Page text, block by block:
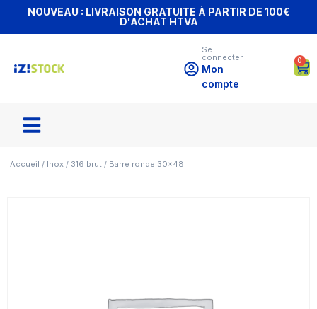
NOUVEAU : LIVRAISON GRATUITE À PARTIR DE 100€
D'ACHAT HTVA
Se
connecter
Mon
compte
0
Accueil / Inox / 316 brut / Barre ronde 30×48